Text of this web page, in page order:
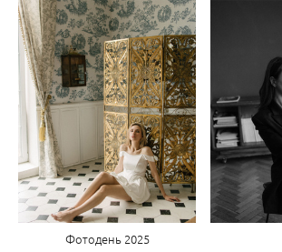
Фотодень 2025